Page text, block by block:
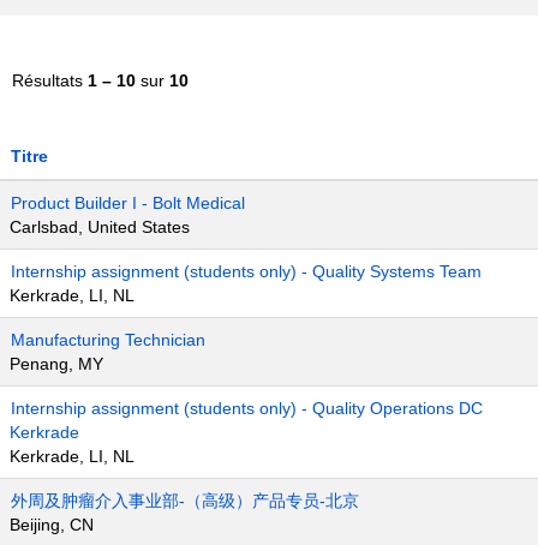
Résultats 1 – 10 sur 10
Titre
Product Builder I - Bolt Medical
Carlsbad, United States
Internship assignment (students only) - Quality Systems Team
Kerkrade, LI, NL
Manufacturing Technician
Penang, MY
Internship assignment (students only) - Quality Operations DC
Kerkrade
Kerkrade, LI, NL
外周及肿瘤介入事业部-（高级）产品专员-北京
Beijing, CN